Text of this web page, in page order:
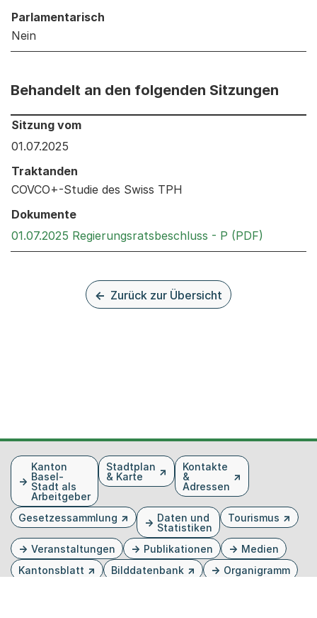
Parlamentarisch
Nein
Behandelt an den folgenden Sitzungen
Behandelt an den folgenden Sitzungen: Informationen
Sitzung vom
01.07.2025
Traktanden
COVCO+-Studie des Swiss TPH
Dokumente
01.07.2025 Regierungsratsbeschluss - P (PDF)
Zurück zur Übersicht
FusszeileKanton
Basel-
Stadt als
Arbeitgeber
Stadtplan
& Karte
Kontakte
&
Adressen
Gesetzessammlung
Daten und
Statistiken
Tourismus
Veranstaltungen Publikationen
Medien
Kantonsblatt
Bilddatenbank
Organigramm